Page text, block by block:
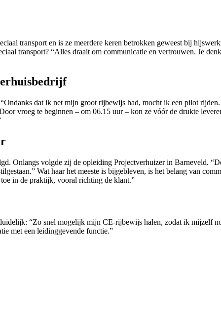
transport en is ze meerdere keren betrokken geweest bij
transport? “Alles draait om communicatie en vertrouwen. Je
dat ik net mijn groot rijbewijs had, mocht ik een pilot
vroeg te beginnen – om 06.15 uur – kon ze vóór de drukte
Onlangs volgde zij de opleiding Projectverhuizer in Barneveld.
Wat haar het meeste is bijgebleven, is het belang van
in de praktijk, vooral richting de klant.”
“Zo snel mogelijk mijn CE-rijbewijs halen, zodat ik mijzelf
met een leidinggevende functie.”